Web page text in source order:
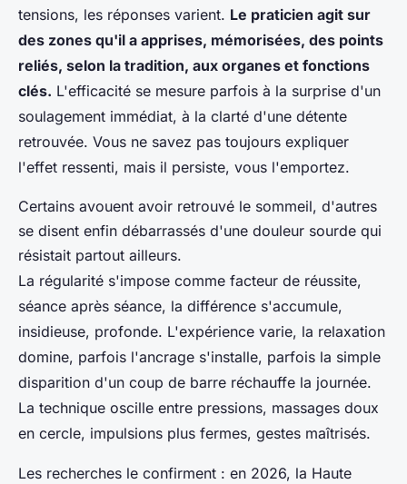
tensions, les réponses varient. Le praticien agit sur
des zones qu'il a apprises, mémorisées, des points
reliés, selon la tradition, aux organes et fonctions
clés. L'efficacité se mesure parfois à la surprise d'un
soulagement immédiat, à la clarté d'une détente
retrouvée. Vous ne savez pas toujours expliquer
l'effet ressenti, mais il persiste, vous l'emportez.
Certains avouent avoir retrouvé le sommeil, d'autres
se disent enfin débarrassés d'une douleur sourde qui
résistait partout ailleurs.
La régularité s'impose comme facteur de réussite,
séance après séance, la différence s'accumule,
insidieuse, profonde. L'expérience varie, la relaxation
domine, parfois l'ancrage s'installe, parfois la simple
disparition d'un coup de barre réchauffe la journée.
La technique oscille entre pressions, massages doux
en cercle, impulsions plus fermes, gestes maîtrisés.
Les recherches le confirment : en 2026, la Haute